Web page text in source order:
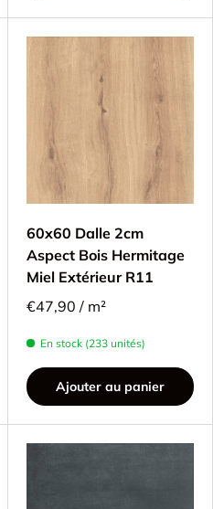
60x60 Dalle 2cm
Aspect Bois Hermitage
Miel Extérieur R11
€47,90 / m²
En stock (233 unités)
Ajouter au panier